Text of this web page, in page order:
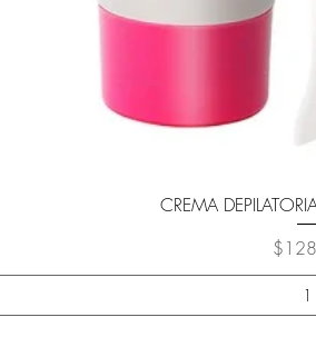
Vista
CREMA
Precio